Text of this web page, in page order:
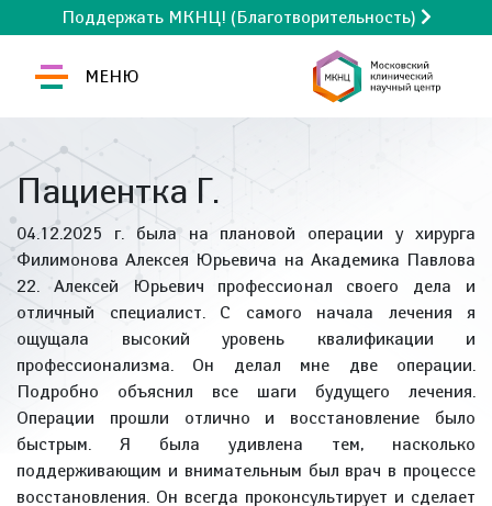
Поддержать МКНЦ! (Благотворительность)
МЕНЮ
Пациентка Г.
04.12.2025 г. была на плановой операции у хирурга
Филимонова Алексея Юрьевича на Академика Павлова
22. Алексей Юрьевич профессионал своего дела и
отличный специалист. С самого начала лечения я
ощущала высокий уровень квалификации и
профессионализма. Он делал мне две операции.
Подробно объяснил все шаги будущего лечения.
Операции прошли отлично и восстановление было
быстрым. Я была удивлена тем, насколько
поддерживающим и внимательным был врач в процессе
восстановления. Он всегда проконсультирует и сделает